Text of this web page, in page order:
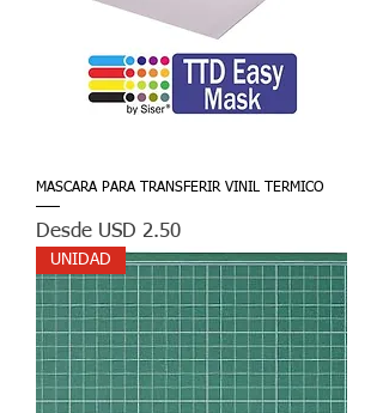
MASCARA PARA TRANSFERIR VINIL TERMICO
Desde USD 2.50
Precio de oferta
UNIDAD